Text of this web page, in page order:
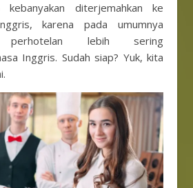
kebanyakan diterjemahkan ke
karena pada umumnya
perhotelan lebih sering
Inggris. Sudah siap? Yuk, kita